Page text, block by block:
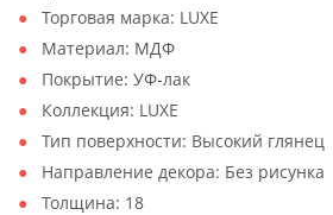
Торговая марка: LUXE
Материал: МДФ
Покрытие: УФ-лак
Коллекция: LUXE
Тип поверхности: Высокий глянец
Направление декора: Без рисунка
Толщина: 18